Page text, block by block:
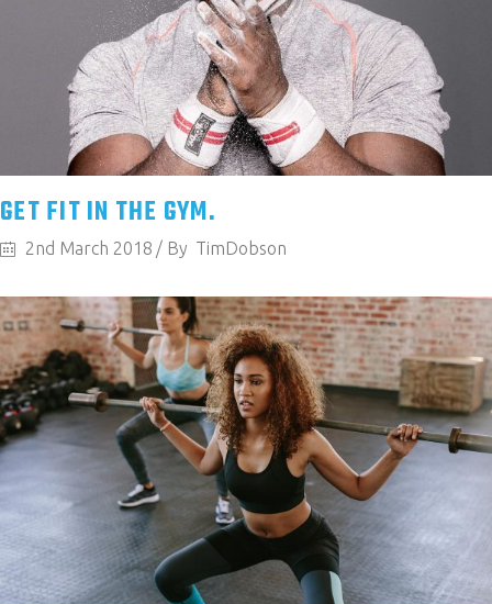
GET FIT IN THE GYM.
2nd March 2018 By TimDobson